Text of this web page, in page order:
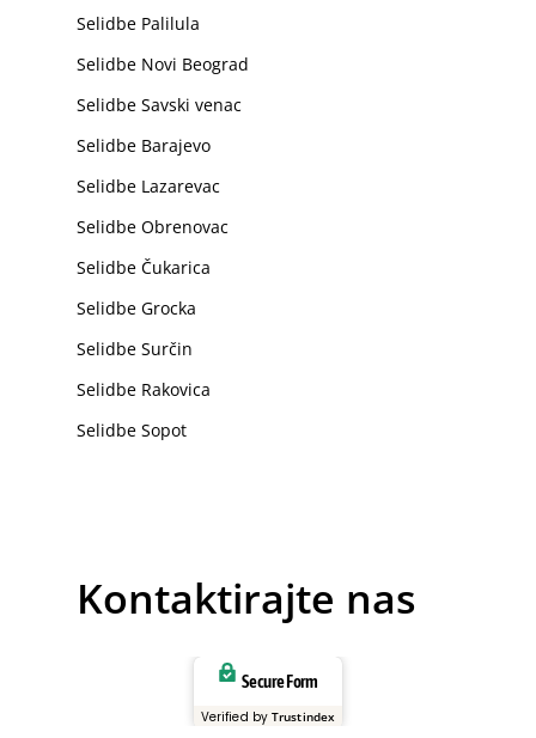
Selidbe Palilula
Selidbe Novi Beograd
Selidbe Savski venac
Selidbe Barajevo
Selidbe Lazarevac
Selidbe Obrenovac
Selidbe Čukarica
Selidbe Grocka
Selidbe Surčin
Selidbe Rakovica
Selidbe Sopot
Kontaktirajte nas
Secure Form
Verified byTrustindex